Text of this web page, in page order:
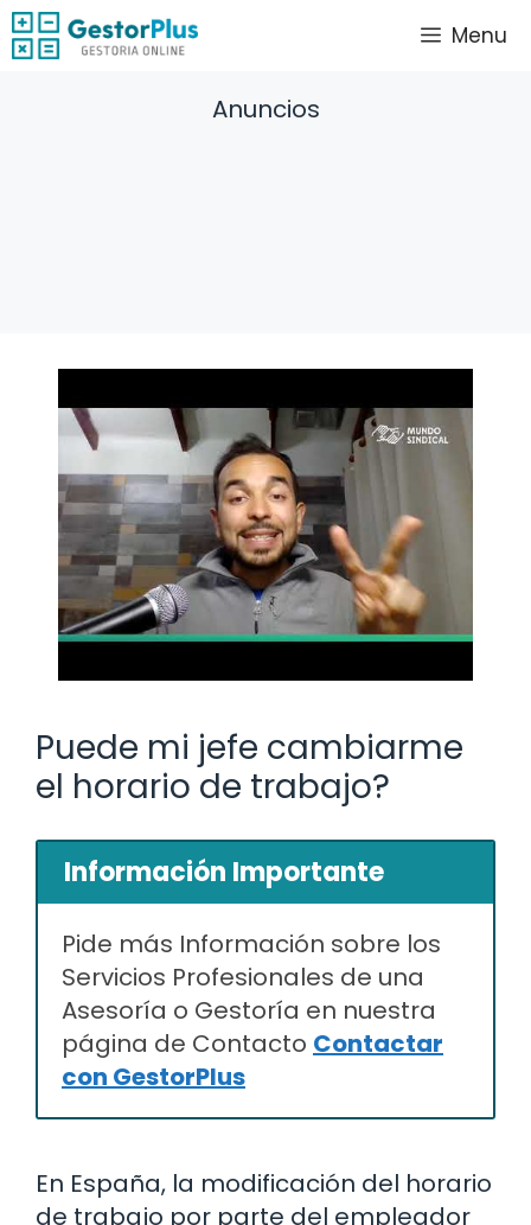
Saltar
al
Menu
Anuncios
Puede mi jefe cambiarme
el horario de trabajo?
Información Importante
Pide más Información sobre los
Servicios Profesionales de una
Asesoría o Gestoría en nuestra
página de Contacto Contactar
con GestorPlus
En España, la modificación del horario
de trabajo por parte del empleador